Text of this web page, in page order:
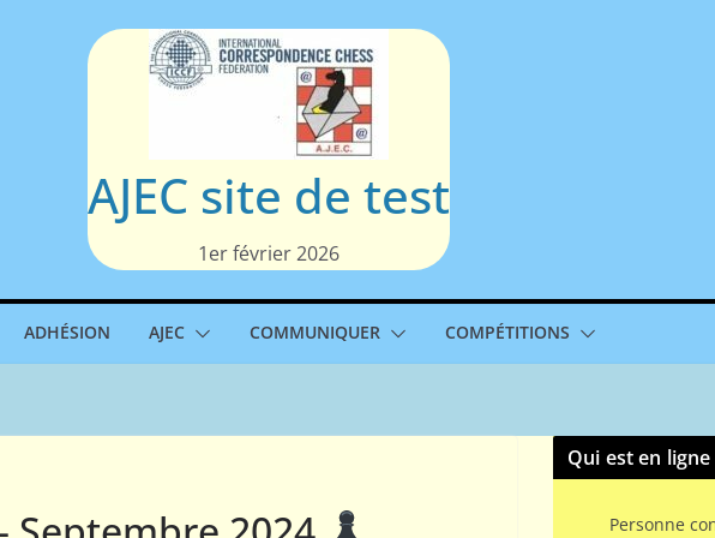
AJEC site de test
1er février 2026
ADHÉSION AJEC COMMUNIQUER COMPÉTITIONS
Qui est en ligne
Personne